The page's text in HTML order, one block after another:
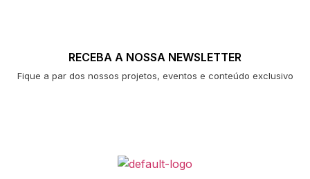
RECEBA A NOSSA NEWSLETTER
Fique a par dos nossos projetos, eventos e conteúdo exclusivo